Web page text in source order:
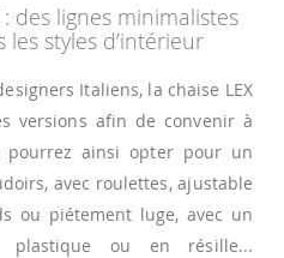
des lignes minimalistes
styles d’intérieur
Italiens, la chaise LEX
versions afin de convenir à
pourrez ainsi opter pour un
avec roulettes, ajustable
ou piétement luge, avec un
plastique ou en résille...